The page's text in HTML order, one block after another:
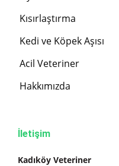
Kısırlaştırma
Kedi ve Köpek Aşısı
Acil Veteriner
Hakkımızda
İletişim
Kadıköy Veteriner